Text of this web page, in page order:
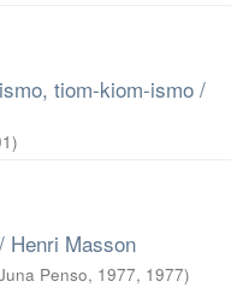
tiom-kiom-ismo /
)
Henri Masson
Penso, 1977, 1977)